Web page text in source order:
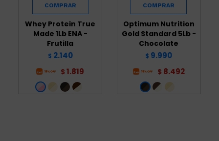
Whey Protein True
Made 1Lb ENA -
Frutilla
$ 2.140
$ 1.819
Optimum Nutrition
Gold Standard 5Lb -
Chocolate
$ 9.990
$ 8.492